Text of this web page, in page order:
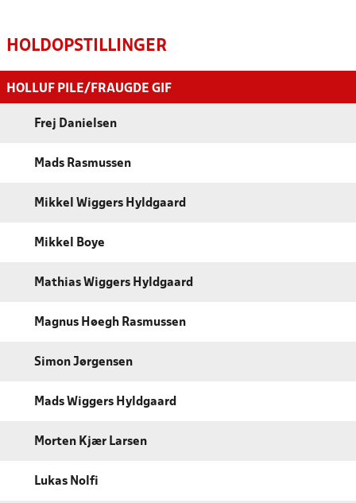
HOLDOPSTILLINGER
HOLLUF PILE/FRAUGDE GIF
Frej Danielsen
Mads Rasmussen
Mikkel Wiggers Hyldgaard
Mikkel Boye
Mathias Wiggers Hyldgaard
Magnus Høegh Rasmussen
Simon Jørgensen
Mads Wiggers Hyldgaard
Morten Kjær Larsen
Lukas Nolfi